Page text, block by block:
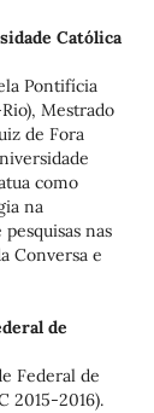
Católica
Pontifícia
Mestrado
de Fora
como
na
nas
Conversa e
de
Federal de
2015-2016).